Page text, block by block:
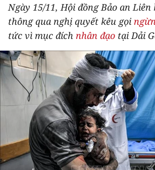
PHÁP LUẬT
DU LỊCH
THẾ GIỚI
THỂ THAO
GIÁO DỤC
Y TẾ
KHOA HỌC - CÔNG NGHỆ
Ngày 15/11, Hội đồng Bảo an Liên
thông qua nghị quyết kêu gọi
tức vì mục đích nhân đạo tại Dải